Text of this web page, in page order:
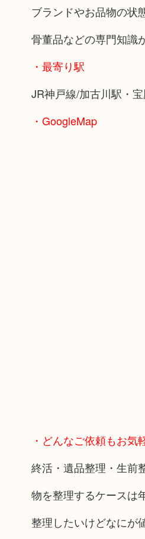
ブランドやお品物の状
骨董品などの専門知識
・最寄り駅
JR神戸線/加古川駅・
・GoogleMap
・どんなご依頼もお気
終活・遺品整理・生前
物を整理するケースは
整理したいけどなにが